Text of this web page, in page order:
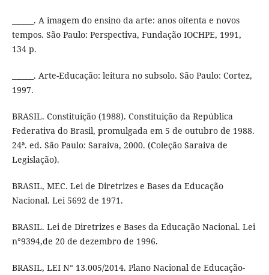
______. A imagem do ensino da arte: anos oitenta e novos
tempos. São Paulo: Perspectiva, Fundação IOCHPE, 1991,
134 p.
______. Arte-Educação: leitura no subsolo. São Paulo: Cortez,
1997.
BRASIL. Constituição (1988). Constituição da República
Federativa do Brasil, promulgada em 5 de outubro de 1988.
24ª. ed. São Paulo: Saraiva, 2000. (Coleção Saraiva de
Legislação).
BRASIL, MEC. Lei de Diretrizes e Bases da Educação
Nacional. Lei 5692 de 1971.
BRASIL. Lei de Diretrizes e Bases da Educação Nacional. Lei
n°9394,de 20 de dezembro de 1996.
BRASIL, LEI N° 13.005/2014. Plano Nacional de Educação-